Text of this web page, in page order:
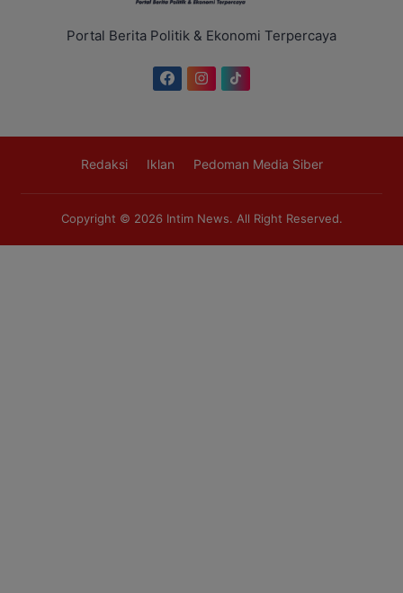
Portal Berita Politik & Ekonomi Terpercaya
Redaksi Iklan Pedoman Media Siber
Copyright © 2026 Intim News. All Right Reserved.